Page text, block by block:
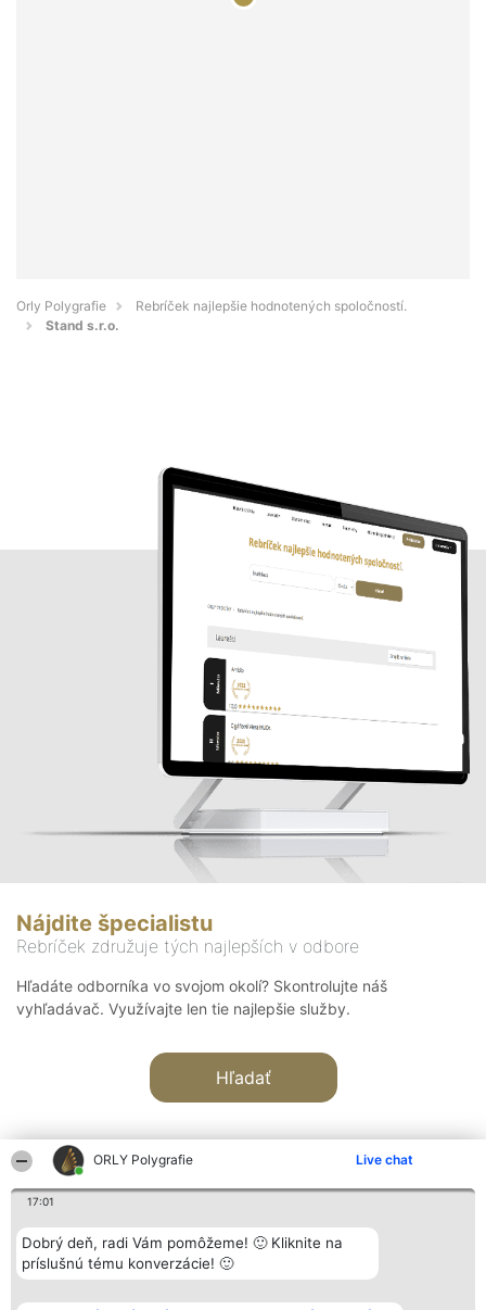
ORLY Polygrafie Live chat
17:01
Dobrý deň, radi Vám pomôžeme! 🙂 Kliknite na
príslušnú tému konverzácie! 🙂
Orly Polygrafie
Rebríček najlepšie hodnotených spoločností.
Stand s.r.o.
Nájdite špecialistu
Rebríček združuje tých najlepších v odbore
Hľadáte odborníka vo svojom okolí? Skontrolujte náš
vyhľadávač. Využívajte len tie najlepšie služby.
Hľadať
Organizátor hodnotenia
Bright Side Solutions sp. z o.
o. sp. k.
Wrocław 50-079
Hodnotenie
Laureáti
Lista
Laureatów
Kontakt
Kontakt